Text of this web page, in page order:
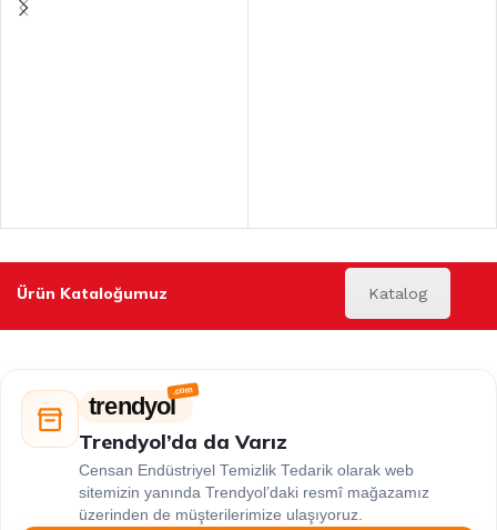
Ürün Kataloğumuz Katalog
trendyol
Trendyol’da da Varız
Censan Endüstriyel Temizlik Tedarik olarak web
sitemizin yanında Trendyol’daki resmî mağazamız
üzerinden de müşterilerimize ulaşıyoruz.